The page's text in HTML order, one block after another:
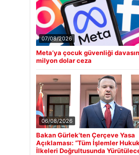
07/08/2026
Meta’ya çocuk güvenliği
milyon dolar ceza
06/08/2026
Bakan Gürlek’ten Çerçeve Yasa
Açıklaması: “Tüm İşlemler
İlkeleri Doğrultusunda